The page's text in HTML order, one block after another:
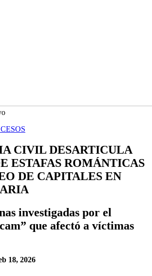
CIVIL DESARTICULA
ESTAFAS ROMÁNTICAS
DE CAPITALES EN
investigadas por el
que afectó a víctimas
18, 2026